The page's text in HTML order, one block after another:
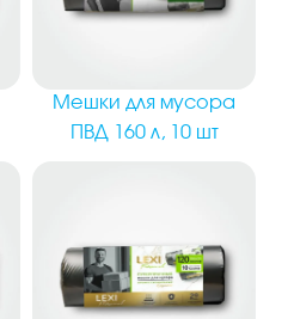
Мешки для мусора
ПВД 160 л, 10 шт